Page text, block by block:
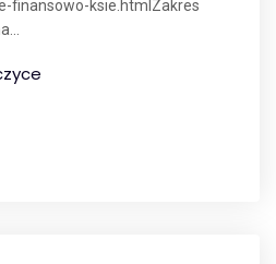
finansowo-ksie.htmlZakres